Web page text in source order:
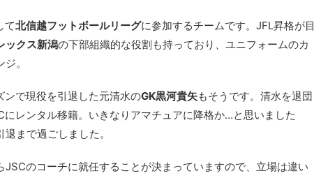
て北信越フットボールリーグに参加するチームです。JFL昇格が目
ックス新潟の下部組織的な役割も持っており、ユニフォームのカ
。
で現役を引退した元清水のGK黒河貴矢もそうです。清水を退団
レンタル移籍。いきなりアマチュアに降格か…と思いました
まで過ごしました。
JSCのコーチに就任することが決まっていますので、立場は違い